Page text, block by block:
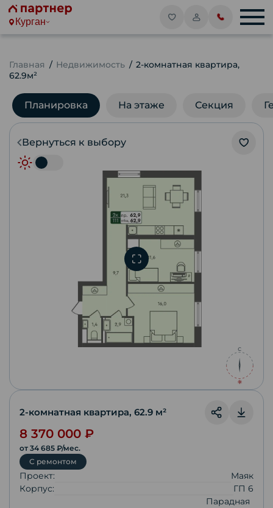
Курган
Главная Недвижимость
2-комнатная квартира,
62.9м²
Планировка На этаже Секция
Вернуться к выбору
2-комнатная квартира, 62.9 м²
8 370 000 ₽
от 34 685 ₽/мес.
С ремонтом
Проект:
Маяк
Корпус:
ГП 6
Парадная